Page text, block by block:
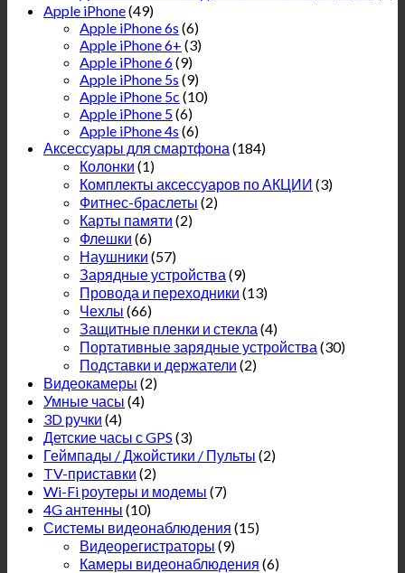
Apple iPhone(49)
Apple iPhone 6s (6)
Apple iPhone 6+ (3)
Apple iPhone 6(9)
Apple iPhone 5s (9)
Apple iPhone 5c (10)
Apple iPhone 5(6)
Apple iPhone 4s (6)
Аксессуары для смартфона (184)
Колонки (1)
Комплекты аксессуаров по АКЦИИ (3)
Фитнес-браслеты (2)
Карты памяти (2)
Флешки (6)
Наушники (57)
Зарядные устройства (9)
Провода и переходники (13)
Чехлы (66)
Защитные пленки и стекла (4)
Портативные зарядные устройства (30)
Подставки и держатели (2)
Видеокамеры (2)
Умные часы (4)
3D ручки (4)
Детские часы с GPS (3)
Геймпады / Джойстики / Пульты (2)
TV-приставки (2)
Wi-Fi роутеры и модемы (7)
4G антенны (10)
Системы видеонаблюдения (15)
Видеорегистраторы (9)
Камеры видеонаблюдения (6)